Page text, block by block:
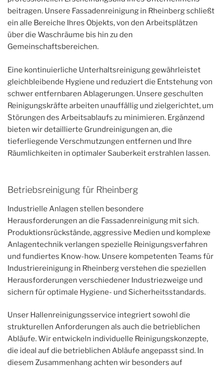
beitragen. Unsere Fassadenreinigung in Rheinberg schließt
ein alle Bereiche Ihres Objekts, von den Arbeitsplätzen
über die Waschräume bis hin zu den
Gemeinschaftsbereichen.
Eine kontinuierliche Unterhaltsreinigung gewährleistet
gleichbleibende Hygiene und reduziert die Entstehung von
schwer entfernbaren Ablagerungen. Unsere geschulten
Reinigungskräfte arbeiten unauffällig und zielgerichtet, um
Störungen des Arbeitsablaufs zu minimieren. Ergänzend
bieten wir detaillierte Grundreinigungen an, die
tieferliegende Verschmutzungen entfernen und Ihre
Räumlichkeiten in optimaler Sauberkeit erstrahlen lassen.
Betriebsreinigung für Rheinberg
Industrielle Anlagen stellen besondere
Herausforderungen an die Fassadenreinigung mit sich.
Produktionsrückstände, aggressive Medien und komplexe
Anlagentechnik verlangen spezielle Reinigungsverfahren
und fundiertes Know-how. Unsere kompetenten Teams für
Industriereinigung in Rheinberg verstehen die speziellen
Herausforderungen verschiedener Industriezweige und
sichern für optimale Hygiene- und Sicherheitsstandards.
Unser Hallenreinigungsservice integriert sowohl die
strukturellen Anforderungen als auch die betrieblichen
Abläufe. Wir entwickeln individuelle Reinigungskonzepte,
die ideal auf die betrieblichen Abläufe angepasst sind. In
diesem Zusammenhang achten wir besonders auf